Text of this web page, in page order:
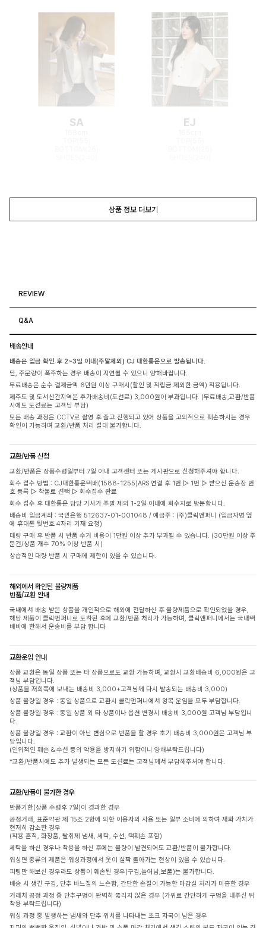
SA EJ
상품 정보 더보기
REVIEW
Q&A
배송안내
배송은 입금 확인 후 2~3일 이내(주말제외) CJ 대한통운으로 발송됩니다.
단, 주문량이 폭주하는 경우 배송이 지연될 수 있으니 양해바랍니다.
무료배송은 순수 결제금액 6만원 이상 구매시(할인 및 적립금 제외한 금액) 적용됩니다.
제주도 및 도서산간지역은 추가배송비(도선료) 3,000원이 부과됩니다. (무료배송,교환/반품
시에도 도선료는 고객님 부담)
모든 배송 과정은 CCTV로 촬영 후 출고 진행되고 있어 상품을 고의적으로 훼손하시는 경우
확인이 가능하며 교환/반품 처리 절대 불가합니다.
교환/반품 신청
교환/반품은 상품수령일부터 7일 이내 고객센터 또는 게시판으로 신청해주셔야 합니다.
회수 접수 방법 : CJ대한통운택배(1588-1255)ARS 연결 후 1번 ▷ 1번 ▷ 받으신 운송장 번
호 등록 ▷ 착불로 선택 ▷ 회수접수 완료
회수 접수 후 대한통운 담당 기사가 주말 제외 1-2일 이내에 회수지로 방문합니다.
배송비 입금계좌 : 국민은행 512637-01-001048 / 예금주 : (주)클릭앤퍼니 (입금자명 옆
에 휴대폰 뒷번호 4자리 기재 요청)
대량 구매 후 반품 시 반품 수거 비용이 1만원 이상 추가 부과될 수 있습니다. (30만원 이상 주
문건/상품 개수 70% 이상 반품 시)
상습적인 대량 반품 시 구매에 제한이 있을 수 있습니다.
해외에서 확인된 불량제품
반품/교환 안내
국내에서 배송 받은 상품을 개인적으로 해외에 전달하신 후 불량제품으로 확인되었을 경우,
해당 제품이 클릭앤퍼니로 도착된 후에 교환/반품 처리가 가능하며, 클릭앤퍼니에서는 국내택
배비에 한해서 운송비를 부담 합니다
교환운임 안내
상품 교환은 동일 상품 또는 타 상품으로도 교환 가능하며, 교환시 교환배송비 6,000원은 고
객님 부담입니다.
(상품을 저희쪽에 보내는 배송비 3,000+고객님께 다시 발송되는 배송비 3,000)
상품 불량일 경우 : 동일 상품으로 교환시 클릭앤퍼니에서 왕복 운임을 모두 부담합니다.
상품 불량일 경우 : 동일 상품 외 타 상품이나 옵션 변경시 배송비 3,000원 고객님 부담입니
다.
상품 불량일 경우 : 교환이 아닌 변심으로 반품을 할 경우 초기 배송비 3,000원은 고객님 부
담입니다.
(인위적인 훼손 & 수선 등의 악용을 방지하기 위함이니 양해부탁드립니다)
*교환/반품시에도 추가 발생되는 모든 도선료는 고객님께서 부담해주셔야 합니다.
교환/반품이 불가한 경우
반품기한(상품 수령후 7일)이 경과한 경우
공정거래, 표준약관 제 15조 2항에 의한 이용자의 사용 또는 일부 소비에 의하여 재화 가치가
현저히 감소한 경우
(착용 흔적, 화장품, 탈취제 냄새, 세탁, 수선, 택훼손 포함)
세탁을 하신 경우나 착용을 하신 후에는 불량이 발견되어도 교환/반품이 불가합니다.
워싱면 종류의 제품은 워싱과정에서 옷이 살짝 돌아가는 현상이 있을 수 있습니다.
피팅만 해보신 경우라도 상품이 훼손된 경우(구김,늘어남,보풀)는 불가합니다.
배송 시 생긴 구김, 단추 바느질의 느슨함, 간단한 손질이 가능한 마감실 처리가 미흡한 경우
거래처 공정 과정 중 단추구멍이 완벽히 뚫리지 않은 경우 (가위로 간단하게 구멍을 내주신 뒤
착용 부탁드립니다)
워싱 과정 중 발생하는 냄새와 단추 위치를 나타내는 초크 자국이 남은 경우